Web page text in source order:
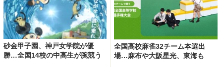
砂金甲子園、神戸女学院が優
勝…全国14校の中高生が腕競う
全国高校麻雀32チーム本選出
場…麻布や大阪星光、東海も